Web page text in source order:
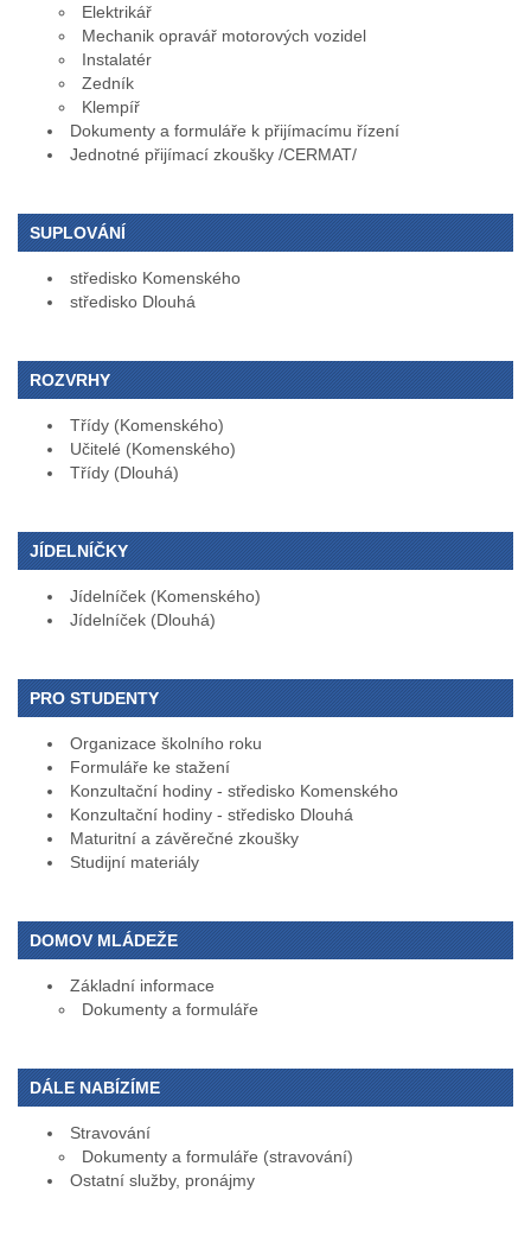
Elektrikář
Mechanik opravář motorových vozidel
Instalatér
Zedník
Klempíř
Dokumenty a formuláře k přijímacímu řízení
Jednotné přijímací zkoušky /CERMAT/
SUPLOVÁNÍ
středisko Komenského
středisko Dlouhá
ROZVRHY
Třídy (Komenského)
Učitelé (Komenského)
Třídy (Dlouhá)
JÍDELNÍČKY
Jídelníček (Komenského)
Jídelníček (Dlouhá)
PRO STUDENTY
Organizace školního roku
Formuláře ke stažení
Konzultační hodiny - středisko Komenského
Konzultační hodiny - středisko Dlouhá
Maturitní a závěrečné zkoušky
Studijní materiály
DOMOV MLÁDEŽE
Základní informace
Dokumenty a formuláře
DÁLE NABÍZÍME
Stravování
Dokumenty a formuláře (stravování)
Ostatní služby, pronájmy